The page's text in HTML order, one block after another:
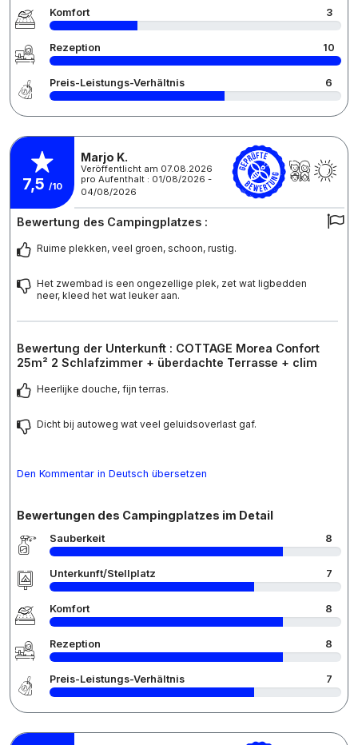
Komfort 3
Rezeption 10
Preis-Leistungs-Verhältnis 6
7,5 /10
Marjo K.
Veröffentlicht am 07.08.2026
pro Aufenthalt : 01/08/2026 -
04/08/2026
Bewertung des Campingplatzes :
Ruime plekken, veel groen, schoon, rustig.
Het zwembad is een ongezellige plek, zet wat ligbedden
neer, kleed het wat leuker aan.
Bewertung der Unterkunft : COTTAGE Morea Confort
25m² 2 Schlafzimmer + überdachte Terrasse + clim
Heerlijke douche, fijn terras.
Dicht bij autoweg wat veel geluidsoverlast gaf.
Den Kommentar in Deutsch übersetzen
Bewertungen des Campingplatzes im Detail
Sauberkeit 8
Unterkunft/Stellplatz 7
Komfort 8
Rezeption 8
Preis-Leistungs-Verhältnis 7